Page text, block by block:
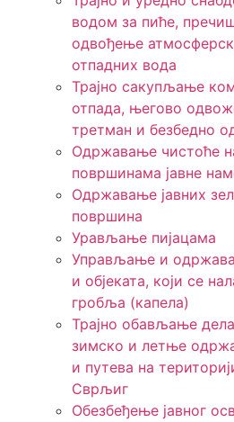
водом за пиће,
одвођење
отпадних вода
Трајно сакупљање
отпада, његово
третман и безбедно
Одржавање чистоће
површинама јавне
Одржавање јавних
површина
Урављање пијацама
Управљање и
и објеката, који се
гробља (капела)
Трајно обављање
зимско и летње
и путева на
Сврљиг
Обезбеђење јавног